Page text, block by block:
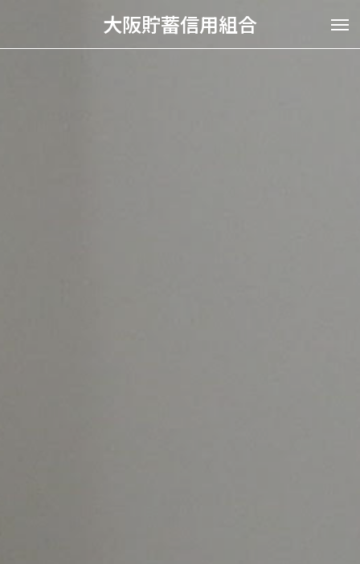
大阪貯蓄信用組合